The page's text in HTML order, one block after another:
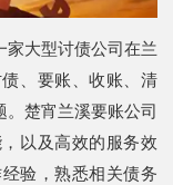
家大型讨债公司在兰
、要账、收账、清
。楚宵兰溪要账公司
以及高效的服务效
验，熟悉相关债务